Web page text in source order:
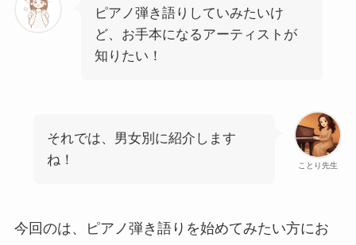
ピアノ弾き語りしていみたいけ
ど、お手本になるアーティストが
知りたい！
ことり先生
それでは、男女別に紹介します
ね！
今回のは、ピアノ弾き語りを始めてみたい方にお